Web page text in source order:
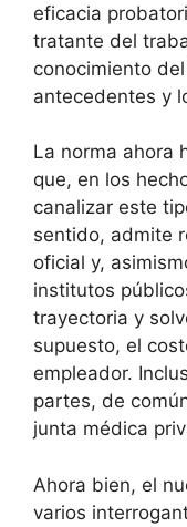
eficacia
tratante del
conocimiento
antecedentes y
La norma ahora
que, en los
canalizar este
sentido, admite
oficial y,
institutos
trayectoria y
supuesto, el
empleador.
partes, de
junta médica
Ahora bien, el
varios